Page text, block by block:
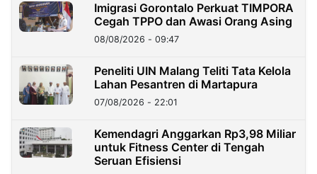
Imigrasi Gorontalo Perkuat TIMPORA
Cegah TPPO dan Awasi Orang Asing
08/08/2026 - 09:47
Peneliti UIN Malang Teliti Tata Kelola
Lahan Pesantren di Martapura
07/08/2026 - 22:01
Kemendagri Anggarkan Rp3,98 Miliar
untuk Fitness Center di Tengah
Seruan Efisiensi